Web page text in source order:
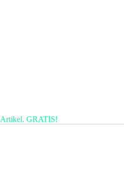
Artikel. GRATIS!